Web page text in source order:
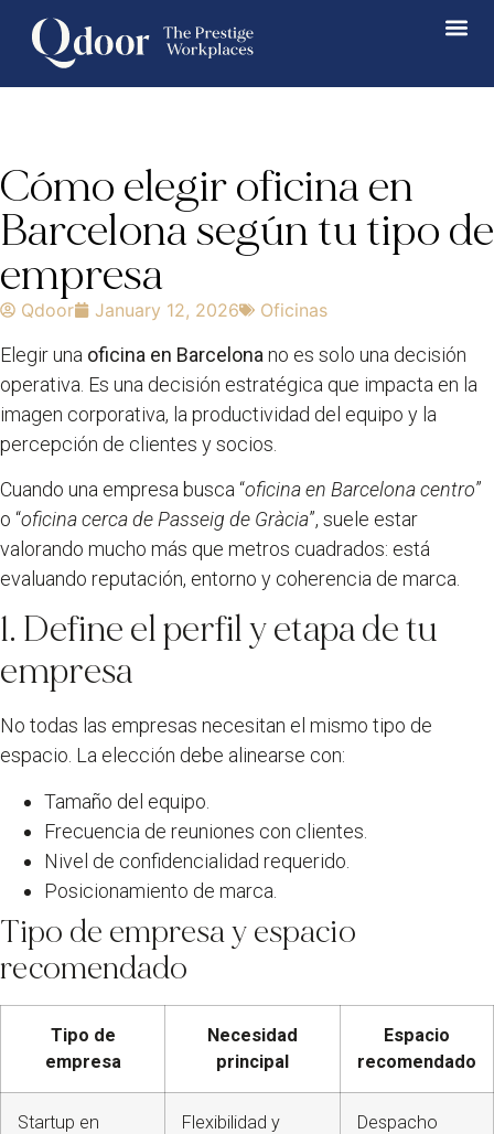
Cómo elegir oficina en
Barcelona según tu tipo de
empresa
Qdoor January 12, 2026 Oficinas
Elegir una oficina en Barcelona no es solo una decisión
operativa. Es una decisión estratégica que impacta en la
imagen corporativa, la productividad del equipo y la
percepción de clientes y socios.
Cuando una empresa busca “oficina en Barcelona centro”
o “oficina cerca de Passeig de Gràcia”, suele estar
valorando mucho más que metros cuadrados: está
evaluando reputación, entorno y coherencia de marca.
1. Define el perfil y etapa de tu
empresa
No todas las empresas necesitan el mismo tipo de
espacio. La elección debe alinearse con:
Tamaño del equipo.
Frecuencia de reuniones con clientes.
Nivel de confidencialidad requerido.
Posicionamiento de marca.
Tipo de empresa y espacio
recomendado
Tipo de
empresa
Necesidad
principal
Espacio
recomendado
Startup en
Flexibilidad y
Despacho